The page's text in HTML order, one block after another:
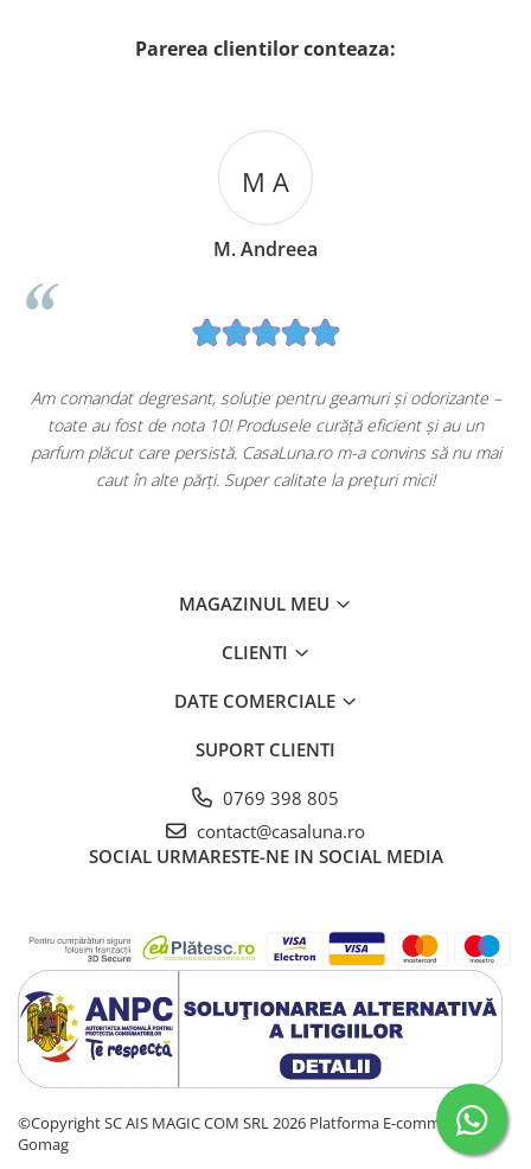
Parerea clientilor conteaza:
M A
M. Andreea
Am comandat degresant, soluție pentru geamuri și odorizante –
toate au fost de nota 10! Produsele curăță eficient și au un
parfum plăcut care persistă. CasaLuna.ro m-a convins să nu mai
caut în alte părți. Super calitate la prețuri mici!
MAGAZINUL MEU
CLIENTI
DATE COMERCIALE
SUPORT CLIENTI
0769 398 805
contact@casaluna.ro
SOCIAL URMARESTE-NE IN SOCIAL MEDIA
©Copyright SC AIS MAGIC COM SRL 2026 Platforma E-commerce by
Gomag